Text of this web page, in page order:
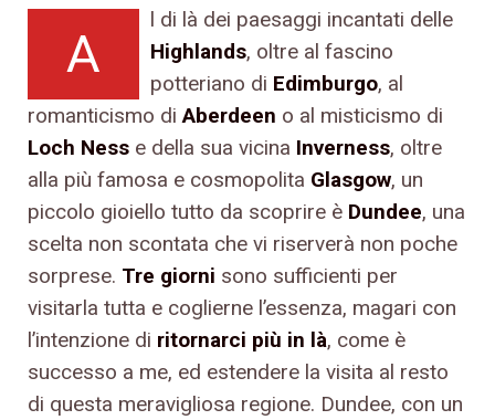
A
l di là dei paesaggi incantati delle
Highlands, oltre al fascino
potteriano di Edimburgo, al
romanticismo diAberdeen o al misticismo di
Loch Ness e della sua vicina Inverness, oltre
alla più famosa e cosmopolita Glasgow, un
piccolo gioiello tutto da scoprire è Dundee, una
scelta non scontata che vi riserverà non poche
sorprese. Tre giorni sono sufficienti per
visitarla tutta e coglierne l’essenza, magari con
l’intenzione di ritornarci più in là, come è
successo a me, ed estendere la visita al resto
di questa meravigliosa regione. Dundee, con un